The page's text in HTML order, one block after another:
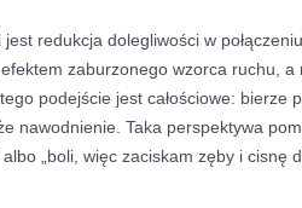
redukcja dolegliwości w
zaburzonego wzorca ruchu, a
podejście jest całościowe: bierze
nawodnienie. Taka perspektywa
albo „boli, więc zaciskam zęby i cisnę